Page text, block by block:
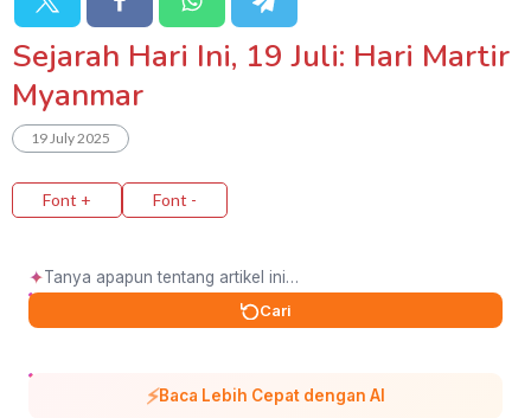
Sejarah Hari Ini, 19 Juli: Hari Martir
Myanmar
19 July 2025
Font + Font -
✦
Cari
⚡Baca Lebih Cepat dengan AI